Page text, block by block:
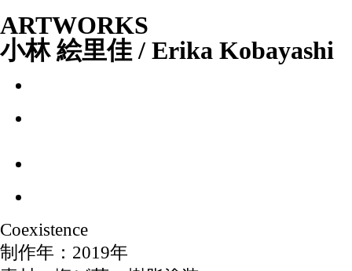
ARTWORKS
小林 絵里佳 / Erika Kobayashi
Coexistence
制作年：2019年